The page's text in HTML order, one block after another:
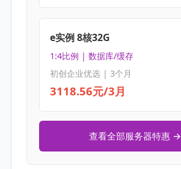
e实例 8核32G
1:4比例 | 数据库/缓存
初创企业优选 | 3个月
3118.56元/3月
查看全部服务器特惠 →